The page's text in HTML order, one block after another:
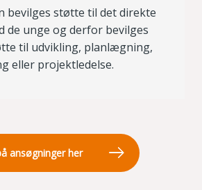
bevilges støtte til det direkte
de unge og derfor bevilges
til udvikling, planlægning,
eller projektledelse.
ansøgninger her